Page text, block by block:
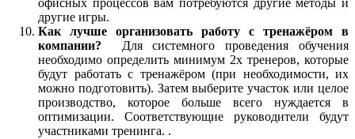
офисных процессов вам потребуются другие методы и
другие игры.
Как лучше организовать работу с тренажёром в
компании? Для системного проведения обучения
необходимо определить минимум 2х тренеров, которые
будут работать с тренажёром (при необходимости, их
можно подготовить). Затем выберите участок или целое
производство, которое больше всего нуждается в
оптимизации. Соответствующие руководители будут
участниками тренинга. .